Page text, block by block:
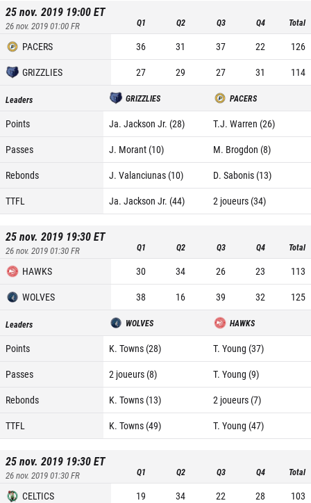
25 nov. 2019 19:00ET
26 nov. 2019 01:00FR Q1 Q2 Q3 Q4 Total
PACERS 36 31 37 22
126
GRIZZLIES
27 29 27 31 114
Leaders GRIZZLIES PACERS
Points Ja. Jackson Jr. (28)
T.J. Warren (26)
Passes
J. Morant (10)
M. Brogdon (8)
Rebonds
J. Valanciunas (10)
D. Sabonis (13)
TTFL
Ja. Jackson Jr. (44) 2 joueurs (34)
25 nov. 2019 19:30ET
26 nov. 2019 01:30FR Q1 Q2 Q3 Q4 Total
HAWKS 30 34 26 23
113
WOLVES
38 16 39 32 125
Leaders WOLVES HAWKS
Points K. Towns (28)
T. Young (37)
Passes
2 joueurs (8)
T. Young (9)
Rebonds
K. Towns (13)
2 joueurs (7)
TTFL
K. Towns (49) T. Young (47)
25 nov. 2019 19:30ET
26 nov. 2019 01:30FR Q1 Q2 Q3 Q4 Total
CELTICS 19 34 22 28
103